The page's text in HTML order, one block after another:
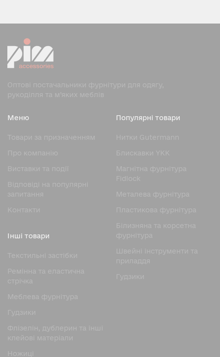
Оптові постачальники фурнітури для одягу,
рукоділля та м’яких меблів
Меню
Товари за призначенням
Про компанію
Виставки та події
Відповіді на популярні
запитання
Контакти
Популярні товари
Нитки Gutermann
Блискавки YKK
Магнітна фурнітура
Fidlock
Металева фурнітура
Пластикова фурнітура
Білизняна та корсетна
фурнітура
Швейні інструменти та
приладдя
Гудзики
Інші товари
Текстильні застібки
Ремінна та еластична
стрічка
Меблева фурнітура
Гудзики
Флізелін, дублерин та інші
клейові матеріали
Ножицi